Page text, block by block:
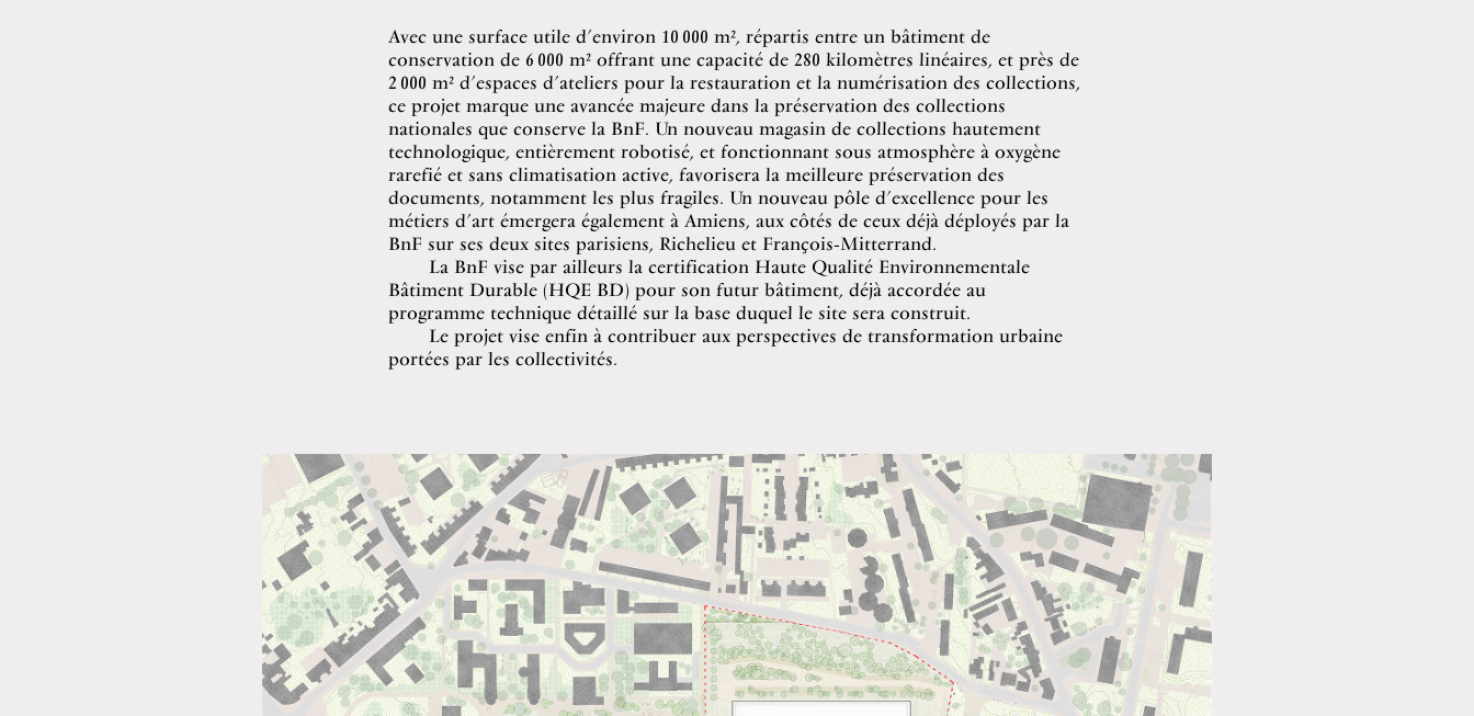
Avec une surface utile d’environ 10 000 m², répartis entre un bâtiment de
conservation de 6 000 m² offrant une capacité de 280 kilomètres linéaires, et près de
2 000 m² d’espaces d’ateliers pour la restauration et la numérisation des collections,
ce projet marque une avancée majeure dans la préservation des collections
nationales que conserve la BnF. Un nouveau magasin de collections hautement
technologique, entièrement robotisé, et fonctionnant sous atmosphère à oxygène
rarefié et sans climatisation active, favorisera la meilleure préservation des
documents, notamment les plus fragiles. Un nouveau pôle d’excellence pour les
métiers d’art émergera également à Amiens, aux côtés de ceux déjà déployés par la
BnF sur ses deux sites parisiens, Richelieu et François‑Mitterrand.
La BnF vise par ailleurs la certification Haute Qualité Environnementale
Bâtiment Durable (HQE BD) pour son futur bâtiment, déjà accordée au
programme technique détaillé sur la base duquel le site sera construit.
Le projet vise enfin à contribuer aux perspectives de transformation urbaine
portées par les collectivités.